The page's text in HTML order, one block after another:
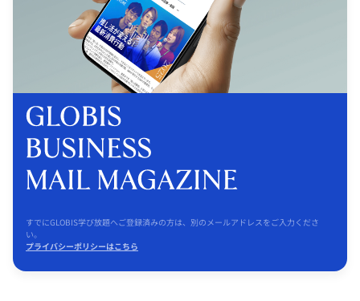
すでにGLOBIS学び放題へご登録済みの方は、別のメールアドレスをご入力くださ
い。
プライバシーポリシーはこちら